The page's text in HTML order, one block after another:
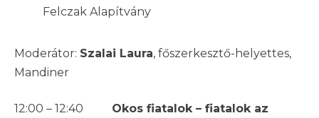
Felczak Alapítvány
Moderátor: Szalai Laura, főszerkesztő-helyettes,
Mandiner
12:00 – 12:40 Okos fiatalok – fiatalok az